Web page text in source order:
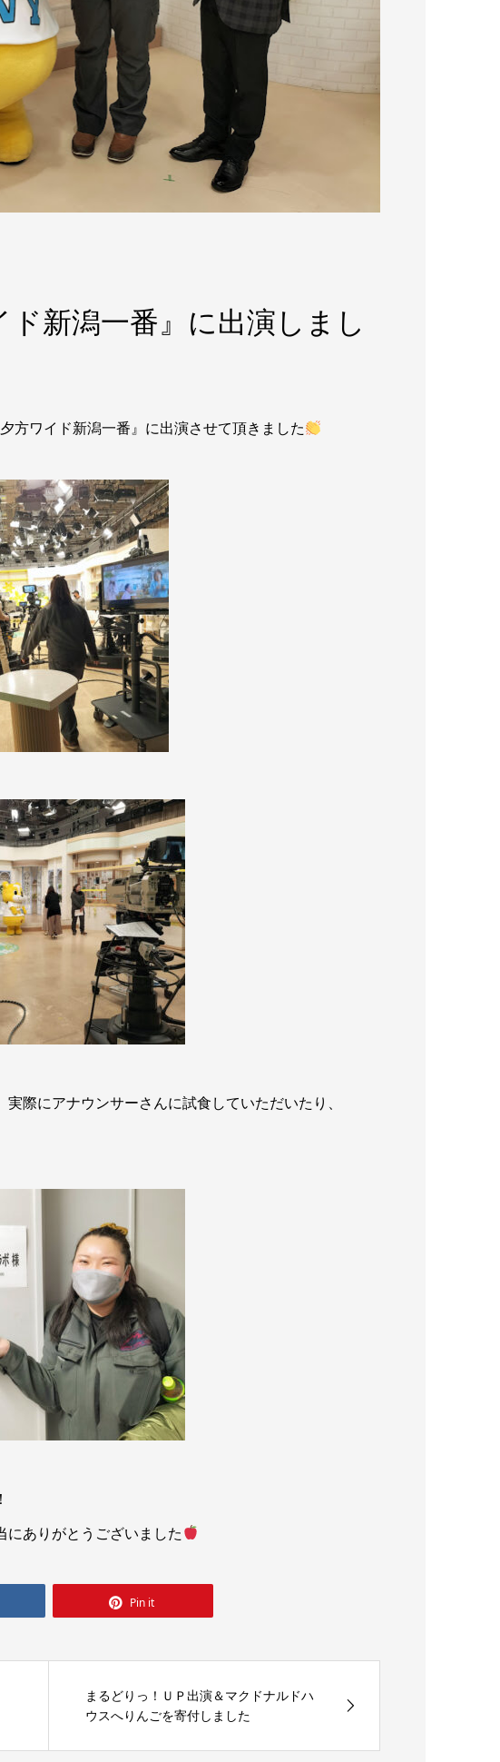
新潟一番』に出演しまし
方ワイド新潟一番』に出演させて頂きました
際にアナウンサーさんに試食していただいたり、
ありがとうございました
Pin it
まるどりっ！ＵＰ出演＆マクドナルドハ
ウスへりんごを寄付しました